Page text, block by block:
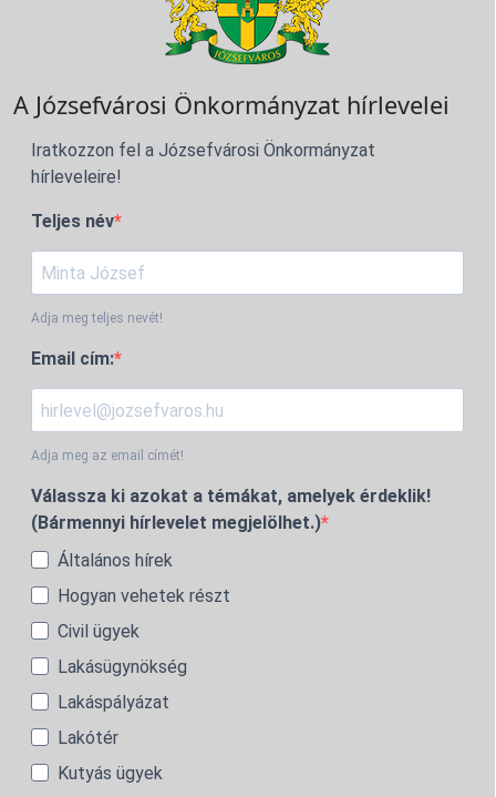
A Józsefvárosi Önkormányzat hírlevelei
Iratkozzon fel a Józsefvárosi Önkormányzat
hírleveleire!
Teljes név
Adja meg teljes nevét!
Email cím:
Adja meg az email címét!
Válassza ki azokat a témákat, amelyek érdeklik!
(Bármennyi hírlevelet megjelölhet.)
Általános hírek
Hogyan vehetek részt
Civil ügyek
Lakásügynökség
Lakáspályázat
Lakótér
Kutyás ügyek